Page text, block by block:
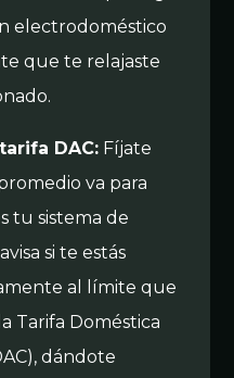
electrodoméstico
que te relajaste
DAC: Fíjate
va para
tu sistema de
si te estás
al límite que
Tarifa Doméstica
dándote